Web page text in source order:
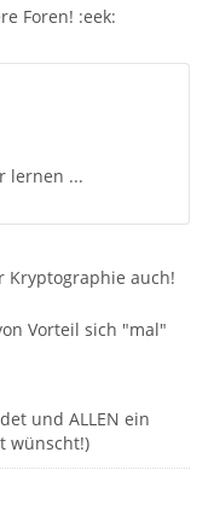
Foren! :eek:
lernen ...
Kryptographie auch!
Vorteil sich "mal"
und ALLEN ein
wünscht!)